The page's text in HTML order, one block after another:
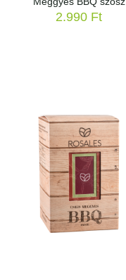
2.990 Ft